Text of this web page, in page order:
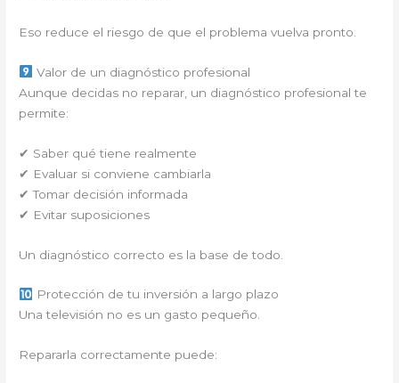
Eso reduce el riesgo de que el problema vuelva pronto.
Valor de un diagnóstico profesional
Aunque decidas no reparar, un diagnóstico profesional te
permite:
✔ Saber qué tiene realmente
✔ Evaluar si conviene cambiarla
✔ Tomar decisión informada
✔ Evitar suposiciones
Un diagnóstico correcto es la base de todo.
Protección de tu inversión a largo plazo
Una televisión no es un gasto pequeño.
Repararla correctamente puede: